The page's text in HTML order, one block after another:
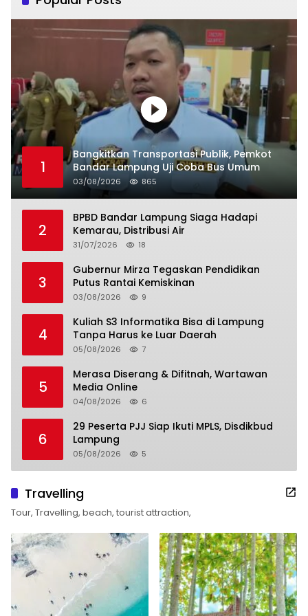
1
Bangkitkan Transportasi Publik, Pemkot
Bandar Lampung Uji Coba Bus Umum
03/08/2026 865
2
BPBD Bandar Lampung Siaga Hadapi
Kemarau, Distribusi Air
31/07/2026 18
3
Gubernur Mirza Tegaskan Pendidikan
Putus Rantai Kemiskinan
03/08/2026 9
4
Kuliah S3 Informatika Bisa di Lampung
Tanpa Harus ke Luar Daerah
05/08/2026 7
5
Merasa Diserang & Difitnah, Wartawan
Media Online
04/08/2026 6
6
29 Peserta PJJ Siap Ikuti MPLS, Disdikbud
Lampung
05/08/2026 5
Travelling
Tour, Travelling, beach, tourist attraction,